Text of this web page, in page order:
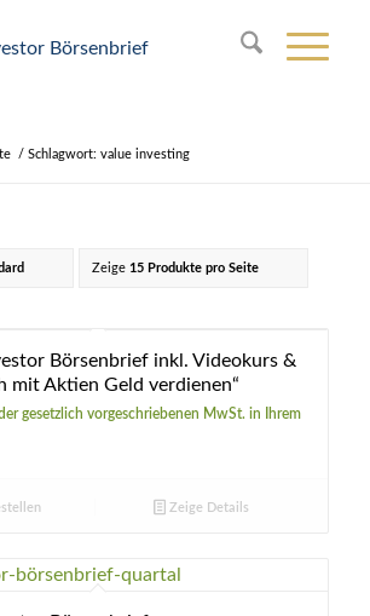
/ Schlagwort: value investing
Zeige 15 Produkte pro Seite
4.89
Börsenbrief inkl. Videokurs &
mit Aktien Geld verdienen“
gesetzlich vorgeschriebenen MwSt. in Ihrem
Zeige Details